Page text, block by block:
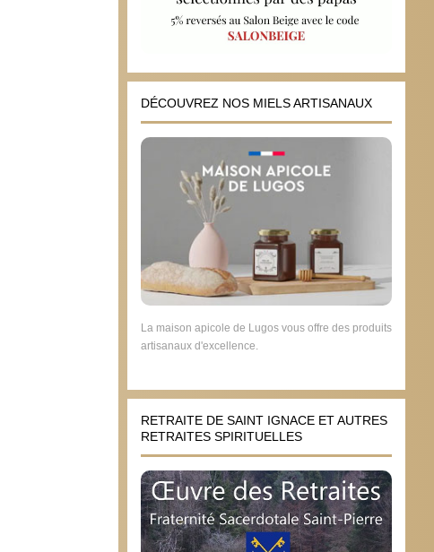
DÉCOUVREZ NOS MIELS ARTISANAUX
La maison apicole de Lugos vous offre des produits
artisanaux d'excellence.
RETRAITE DE SAINT IGNACE ET AUTRES
RETRAITES SPIRITUELLES